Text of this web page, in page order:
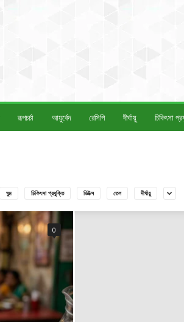
রূপচর্চা আয়ুর্বেদ রেসিপি দীর্ঘায়ু চিকিৎসা
ঘুম চিকিৎসা প্রযুক্তি ডিটক্স তেল দীর্ঘায়ু
0